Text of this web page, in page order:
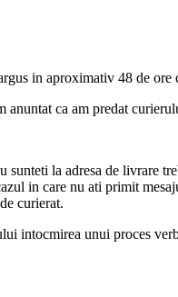
in aproximativ 48 de ore
anuntat ca am predat
la adresa de livrare
in care nu ati primit
curierat.
intocmirea unui proces